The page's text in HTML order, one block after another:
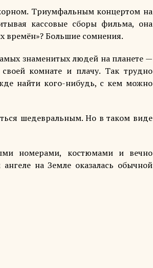
Триумфальным концертом на
кассовые сборы фильма, она
времён»? Большие сомнения.
знаменитых людей на планете —
комнате и плачу. Так трудно
найти кого-нибудь, с кем можно
шедевральным. Но в таком виде
номерами, костюмами и вечно
на Земле оказалась обычной